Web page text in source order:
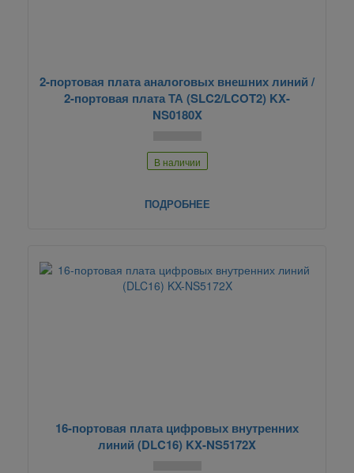
2-портовая плата аналоговых внешних линий /
2-портовая плата ТА (SLC2/LCOT2) KX-
NS0180X
В наличии
ПОДРОБНЕЕ
16-портовая плата цифровых внутренних
линий (DLC16) KX-NS5172X